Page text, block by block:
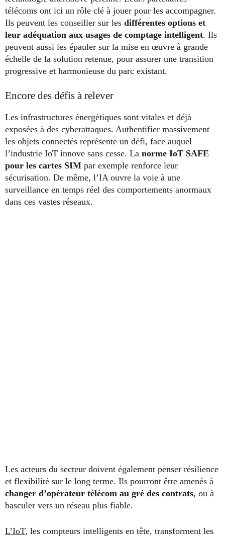
télécoms ont ici un rôle clé à jouer pour les accompagner.
Ils peuvent les conseiller sur les différentes options et
leur adéquation aux usages de comptage intelligent. Ils
peuvent aussi les épauler sur la mise en œuvre à grande
échelle de la solution retenue, pour assurer une transition
progressive et harmonieuse du parc existant.
Encore des défis à relever
Les infrastructures énergétiques sont vitales et déjà
exposées à des cyberattaques. Authentifier massivement
les objets connectés représente un défi, face auquel
l’industrie IoT innove sans cesse. La norme IoT SAFE
pour les cartes SIM par exemple renforce leur
sécurisation. De même, l’IA ouvre la voie à une
surveillance en temps réel des comportements anormaux
dans ces vastes réseaux.
Les acteurs du secteur doivent également penser résilience
et flexibilité sur le long terme. Ils pourront être amenés à
changer d’opérateur télécom au gré des contrats, ou à
basculer vers un réseau plus fiable.
L’IoT, les compteurs intelligents en tête, transforment les